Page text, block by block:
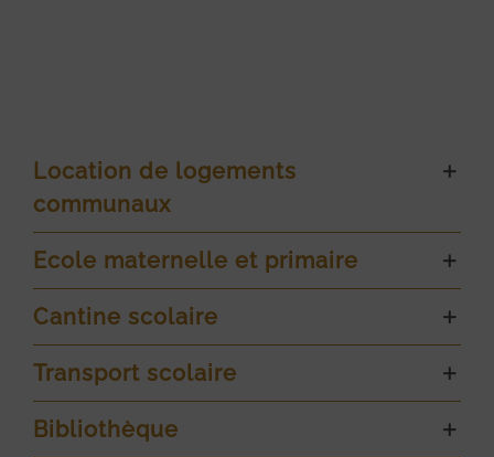
Location de logements
communaux
Ecole maternelle et primaire
Cantine scolaire
Transport scolaire
Bibliothèque